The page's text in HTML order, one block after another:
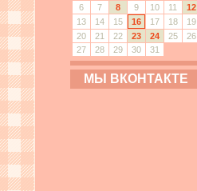
6
7 8 9 10 11
12
13
14 15 16 17 18
19
20
21 22 23 24 25
26
27
28 29 30 31
МЫ ВКОНТАКТЕ